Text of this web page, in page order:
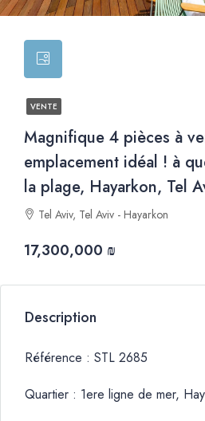
VENTE
Magnifique 4 pièces à
emplacement idéal ! à
la plage, Hayarkon, Tel
Tel Aviv, Tel Aviv - Hayarkon
17,300,000 ₪
Description
Référence : STL 2685
Quartier : 1ere ligne de mer,